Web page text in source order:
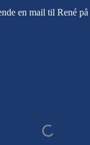
en mail til René på